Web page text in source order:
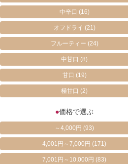
中辛口 (16)
オフドライ (21)
フルーティー (24)
中甘口(8)
甘口 (19)
極甘口(2)
●価格で選ぶ
～4,000円(93)
4,001円～7,000円(171)
7,001円～10,000円(83)